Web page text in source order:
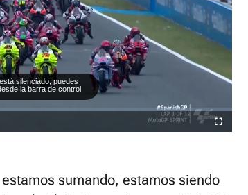
Fullscreen
silenciado, puedes
la barra de control
sumando, estamos siendo